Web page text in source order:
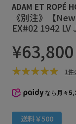
ADAM ET ROPÉ
《別注》【
EX#02 1942 LV
¥63,800
1件
なら 月々
送料￥500